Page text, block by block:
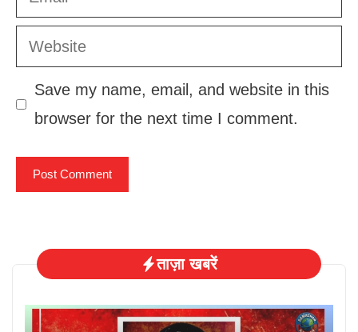
Website
Save my name, email, and website in this
browser for the next time I comment.
ताज़ा खबरें